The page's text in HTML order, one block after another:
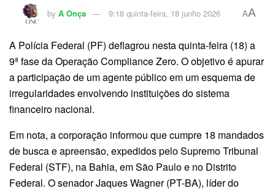
by A Onça 9:18 quinta-feira, 18 junho 2026 AA
A Polícia Federal (PF) deflagrou nesta quinta-feira (18) a
9ª fase da Operação Compliance Zero. O objetivo é apurar
a participação de um agente público em um esquema de
irregularidades envolvendo instituições do sistema
financeiro nacional.
Em nota, a corporação informou que cumpre 18 mandados
de busca e apreensão, expedidos pelo Supremo Tribunal
Federal (STF), na Bahia, em São Paulo e no Distrito
Federal. O senador Jaques Wagner (PT-BA), líder do